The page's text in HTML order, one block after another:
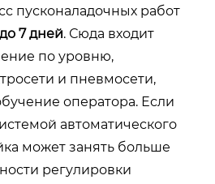
пусконаладочных работ
7 дней. Сюда входит
по уровню,
и пневмосети,
оператора. Если
автоматического
может занять больше
регулировки